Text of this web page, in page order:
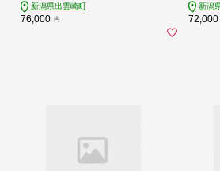
新潟県出雲崎町
76,000 円
新潟
72,000